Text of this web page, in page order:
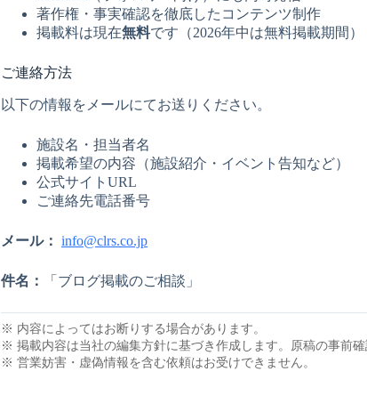
著作権・事実確認を徹底したコンテンツ制作
掲載料は現在無料です（2026年中は無料掲載期間）
ご連絡方法
以下の情報をメールにてお送りください。
施設名・担当者名
掲載希望の内容（施設紹介・イベント告知など）
公式サイトURL
ご連絡先電話番号
メール： info@clrs.co.jp
件名： 「ブログ掲載のご相談」
※ 内容によってはお断りする場合があります。
※ 掲載内容は当社の編集方針に基づき作成します。原稿の事前確
※ 営業妨害・虚偽情報を含む依頼はお受けできません。